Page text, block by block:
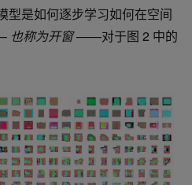
型是如何逐步学习如何在空间
也称为开窗——对于图 2 中的